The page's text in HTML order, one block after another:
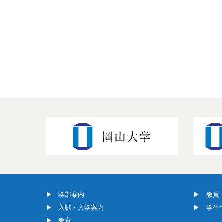
学部案内
入試・入学案内
教育
教員
学生